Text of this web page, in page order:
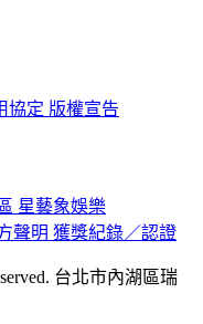
協定 版權宣告
星藝象娛樂
聲明 獲獎紀錄／認證
台北市內湖區瑞